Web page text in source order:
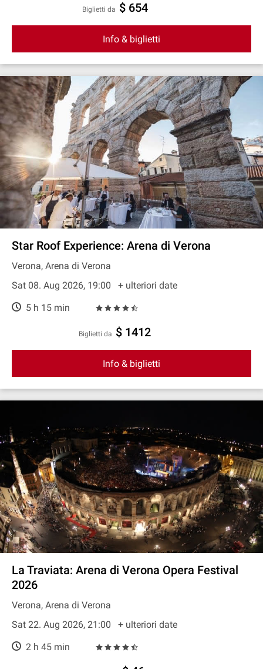
Biglietti da $ 654
Info & biglietti
Star Roof Experience: Arena di Verona
Verona, Arena di Verona
Sat 08. Aug 2026, 19:00
+ ulteriori date
5 h 15 min
Biglietti da $ 1412
Info & biglietti
La Traviata: Arena di Verona Opera Festival
2026
Verona, Arena di Verona
Sat 22. Aug 2026, 21:00
+ ulteriori date
2 h 45 min